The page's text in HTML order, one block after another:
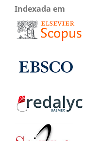
Indexada em